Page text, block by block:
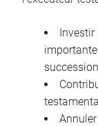
Investir
succession